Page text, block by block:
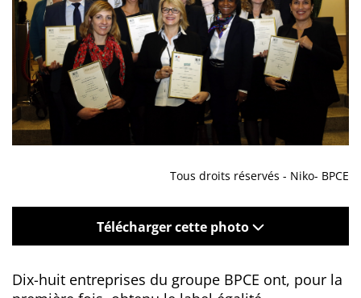
Tous droits réservés - Niko- BPCE
Télécharger cette photo
Dix-huit entreprises du groupe BPCE ont, pour la